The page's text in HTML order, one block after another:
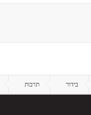
בידור תרבות